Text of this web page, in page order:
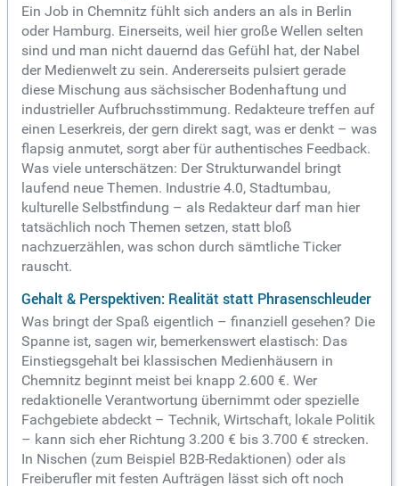
Ein Job in Chemnitz fühlt sich anders an als in Berlin
oder Hamburg. Einerseits, weil hier große Wellen selten
sind und man nicht dauernd das Gefühl hat, der Nabel
der Medienwelt zu sein. Andererseits pulsiert gerade
diese Mischung aus sächsischer Bodenhaftung und
industrieller Aufbruchsstimmung. Redakteure treffen auf
einen Leserkreis, der gern direkt sagt, was er denkt – was
flapsig anmutet, sorgt aber für authentisches Feedback.
Was viele unterschätzen: Der Strukturwandel bringt
laufend neue Themen. Industrie 4.0, Stadtumbau,
kulturelle Selbstfindung – als Redakteur darf man hier
tatsächlich noch Themen setzen, statt bloß
nachzuerzählen, was schon durch sämtliche Ticker
rauscht.
Gehalt & Perspektiven: Realität statt Phrasenschleuder
Was bringt der Spaß eigentlich – finanziell gesehen? Die
Spanne ist, sagen wir, bemerkenswert elastisch: Das
Einstiegsgehalt bei klassischen Medienhäusern in
Chemnitz beginnt meist bei knapp 2.600 €. Wer
redaktionelle Verantwortung übernimmt oder spezielle
Fachgebiete abdeckt – Technik, Wirtschaft, lokale Politik
– kann sich eher Richtung 3.200 € bis 3.700 € strecken.
In Nischen (zum Beispiel B2B-Redaktionen) oder als
Freiberufler mit festen Aufträgen lässt sich oft noch